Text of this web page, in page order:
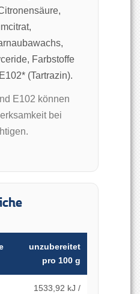
Farbstoffe
(Tartrazin).
E102 können
bei
unzubereitet
pro 100 g
1533,92 kJ /